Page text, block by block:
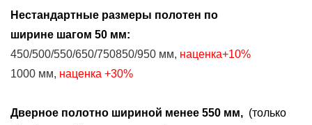
Нестандартные размеры полотен по
ширине шагом 50 мм:
450/500/550/650/750850/950 мм, наценка+10%
1000 мм, наценка +30%
Дверное полотно шириной менее 550 мм, (только